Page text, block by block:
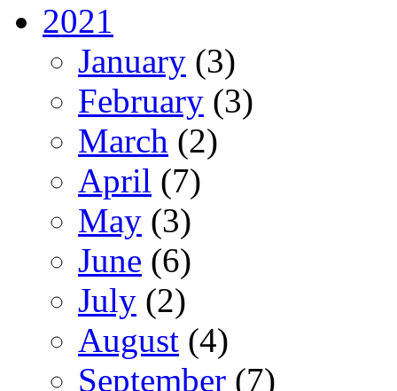
2021
January (3)
February (3)
March (2)
April (7)
May (3)
June (6)
July (2)
August (4)
September (7)